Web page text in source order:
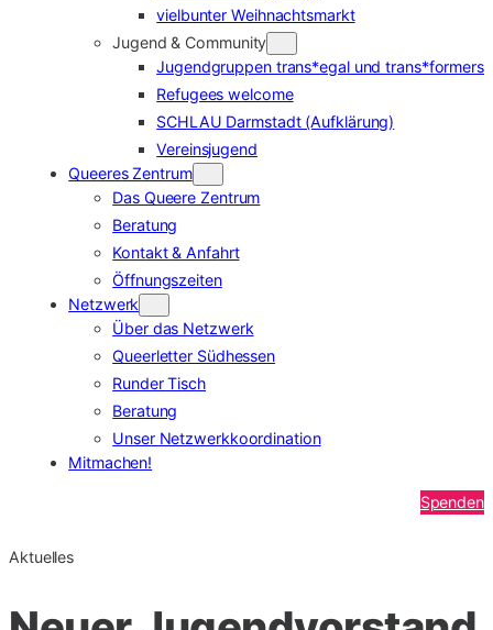
vielbunter Weihnachtsmarkt
Jugend & Community
Jugendgruppen trans*egal und trans*formers
Refugees welcome
SCHLAU Darmstadt (Aufklärung)
Vereinsjugend
Queeres Zentrum
Das Queere Zentrum
Beratung
Kontakt & Anfahrt
Öffnungszeiten
Netzwerk
Über das Netzwerk
Queerletter Südhessen
Runder Tisch
Beratung
Unser Netzwerkkoordination
Mitmachen!
Spenden
Aktuelles